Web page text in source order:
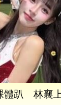
體趴 林襄